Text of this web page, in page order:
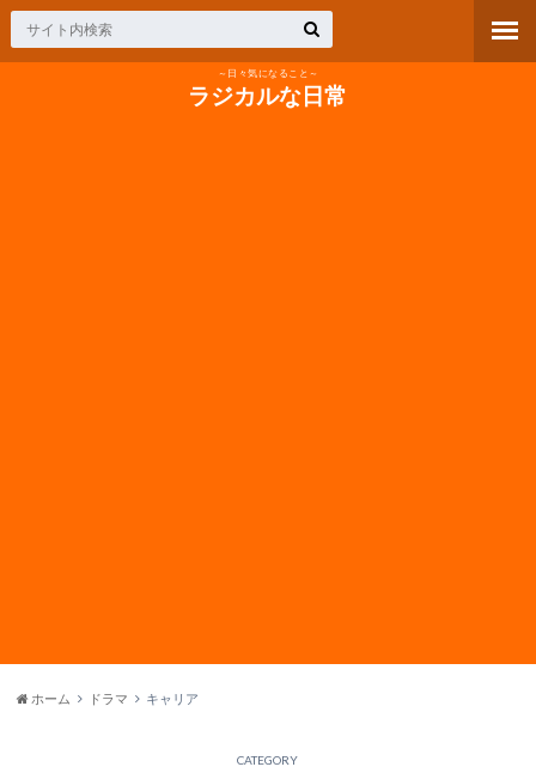
～日々気になること～
ラジカルな日常
ホーム ドラマ キャリア
CATEGORY